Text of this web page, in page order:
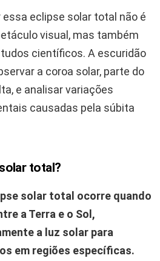
essa eclipse solar total não é
visual, mas também
científicos. A escuridão
a coroa solar, parte do
e analisar variações
causadas pela súbita
total?
solar total ocorre quando
aTerra e o Sol ,
a luz solar para
em regiões específicas.